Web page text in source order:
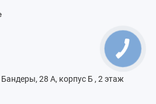
28 А, корпус Б , 2 этаж